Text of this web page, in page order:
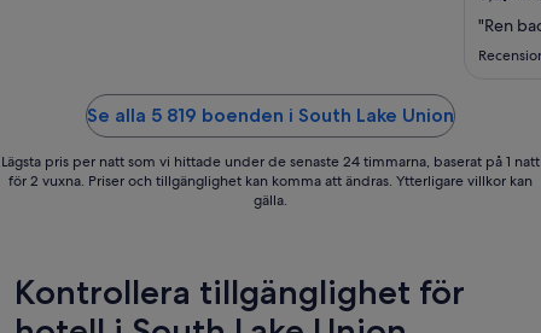
"Ren
Se alla 5 819 boenden i South Lake Union
Lägsta pris per natt som vi hittade under de senaste 24 timmarna, baserat på 1 natt
för 2 vuxna. Priser och tillgänglighet kan komma att ändras. Ytterligare villkor kan
gälla.
Kontrollera tillgänglighet för